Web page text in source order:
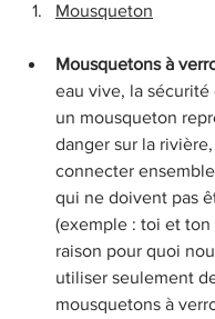
Mousqueton
Mousquetons à
eau vive, la
un mousqueton
danger sur la
connecter
qui ne doivent pas
(exemple : toi et ton
raison pour quoi
utiliser seulement
mousquetons à